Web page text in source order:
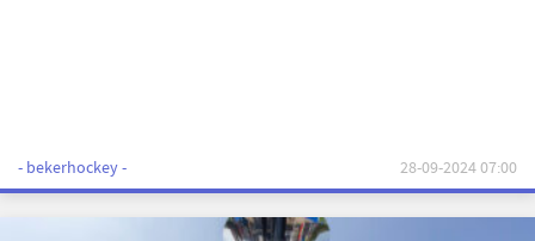
- bekerhockey - 28-09-2024 07:00